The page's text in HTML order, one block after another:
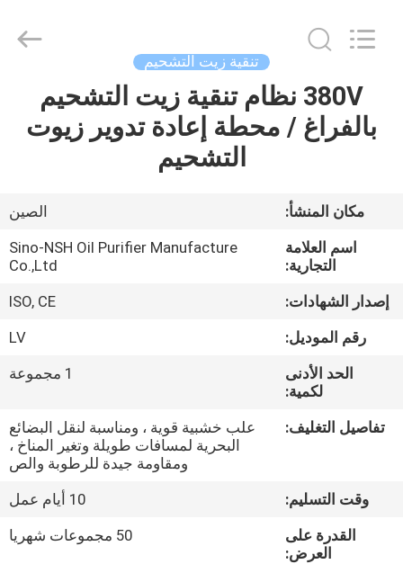
الصفحة
الرئيسية
معلومات
جولة
اتصل
Manufacture
تنقية زيت التشحيم
380V نظام تنقية زيت التشحيم
بالفراغ / محطة إعادة تدوير زيوت
التشحيم
مكان المنشأ:
الصين
اسم العلامة
التجارية:
Sino-NSH Oil Purifier Manufacture
Co.,Ltd
إصدار الشهادات:
ISO, CE
رقم الموديل:
LV
الحد الأدنى
لكمية:
1 مجموعة
تفاصيل التغليف:
علب خشبية قوية ، ومناسبة لنقل البضائع
البحرية لمسافات طويلة وتغير المناخ ،
ومقاومة جيدة للرطوبة والص
وقت التسليم:
10 أيام عمل
القدرة على
العرض:
50 مجموعات شهريا